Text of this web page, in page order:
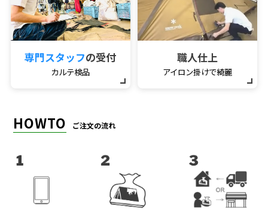
専門スタッフの受付
カルテ検品
職人仕上
アイロン掛けで綺麗
HOWTO ご注文の流れ